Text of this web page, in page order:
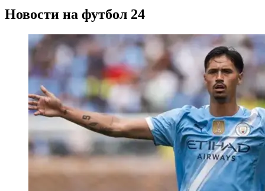
Новости на футбол 24